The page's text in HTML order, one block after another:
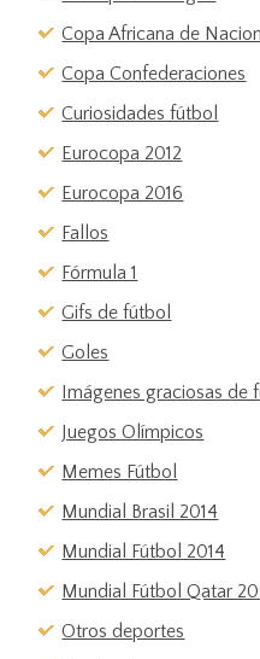
Copa Africana de
Copa Confederaciones
Curiosidades fútbol
Eurocopa 2012
Eurocopa 2016
Fallos
Fórmula 1
Gifs de fútbol
Goles
Imágenes graciosas de
Juegos Olímpicos
Memes Fútbol
Mundial Brasil 2014
Mundial Fútbol 2014
Mundial Fútbol Qatar
Otros deportes